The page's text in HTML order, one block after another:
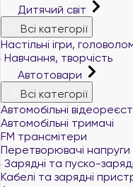
Дитячий світ
Всі категорії
Настільні ігри,
Навчання, творчість
Автотовари
Всі категорії
Автомобільні
Автомобільні тримачі
FM трансмітери
Перетворювачі напруги
Зарядні та пуско-
Кабелі та зарядні